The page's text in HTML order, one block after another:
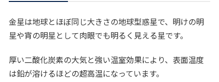
金星は地球とほぼ同じ大きさの地球型惑星で、明けの明
星や宵の明星として肉眼でも明るく見える星です。
厚い二酸化炭素の大気と強い温室効果により、表面温度
は鉛が溶けるほどの超高温になっています。